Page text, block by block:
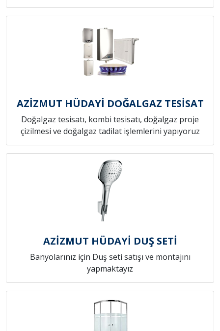
AZİZMUT HÜDAYİ DOĞALGAZ TESİSAT
Doğalgaz tesisatı, kombi tesisatı, doğalgaz proje
çizilmesi ve doğalgaz tadilat işlemlerini yapıyoruz
AZİZMUT HÜDAYİ DUŞ SETİ
Banyolarınız için Duş seti satışı ve montajını
yapmaktayız